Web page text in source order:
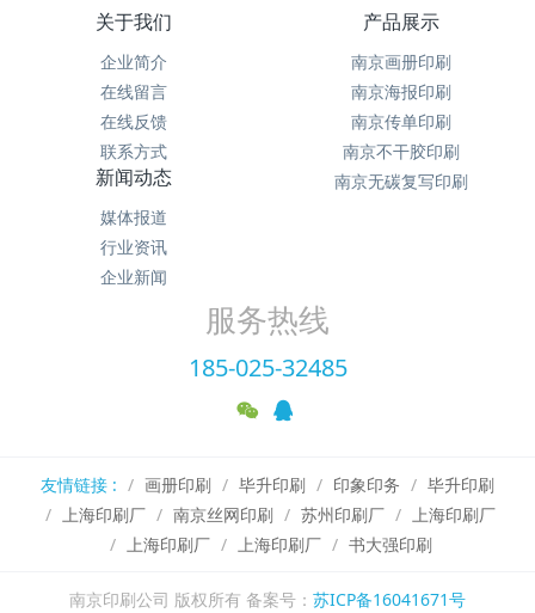
关于我们
企业简介
在线留言
在线反馈
联系方式
产品展示
南京画册印刷
南京海报印刷
南京传单印刷
南京不干胶印刷
南京无碳复写印刷
新闻动态
媒体报道
行业资讯
企业新闻
服务热线
185-025-32485
友情链接 : 画册印刷 毕升印刷 印象印务
毕升印刷
上海印刷厂
南京丝网印刷 苏州印刷厂
上海印刷厂
上海印刷厂
上海印刷厂 书大强印刷
南京印刷公司 版权所有 备案号： 苏ICP备16041671号